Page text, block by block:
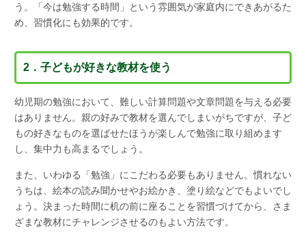
う。「今は勉強する時間」という雰囲気が家庭内にできあがるた
め、習慣化にも効果的です。
2．子どもが好きな教材を使う
幼児期の勉強において、難しい計算問題や文章問題を与える必要
はありません。親の好みで教材を選んでしまいがちですが、子ど
もの好きなものを選ばせたほうが楽しんで勉強に取り組めます
し、集中力も高まるでしょう。
また、いわゆる「勉強」にこだわる必要もありません。慣れない
うちは、絵本の読み聞かせやお絵かき、塗り絵などでもよいでし
ょう。決まった時間に机の前に座ることを習慣づけてから、さま
ざまな教材にチャレンジさせるのもよい方法です。